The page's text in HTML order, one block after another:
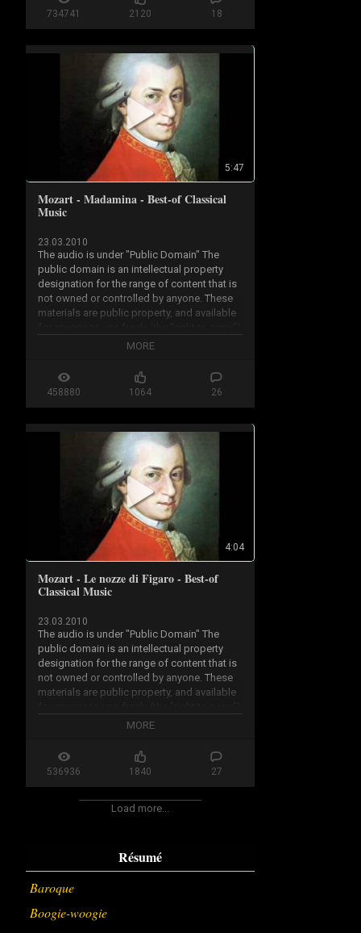
after his death
734741 2120 18
5:47
Mozart - Madamina - Best-of Classical
Music
23.03.2010
The audio is under "Public Domain" The
public domain is an intellectual property
designation for the range of content that is
not owned or controlled by anyone. These
materials are public property, and available
...50 years from creation year or 70 years
after his death
MORE
458880 1064 26
4:04
Mozart - Le nozze di Figaro - Best-of
Classical Music
23.03.2010
The audio is under "Public Domain" The
public domain is an intellectual property
designation for the range of content that is
not owned or controlled by anyone. These
materials are public property, and available
...50 years from creation year or 70 years
after his death
MORE
536936 1840 27
Load more...
Résumé
Baroque
Boogie-woogie